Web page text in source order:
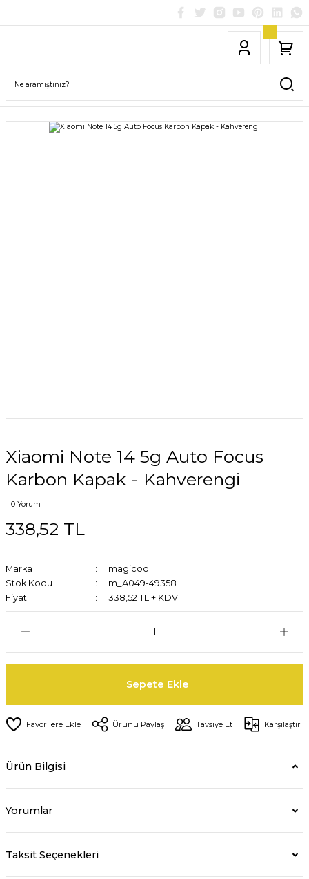
Xiaomi Note 14 5g Auto Focus
Karbon Kapak - Kahverengi
0 Yorum
338,52 TL
Marka
magicool
Stok Kodu
m_A049-49358
Fiyat
338,52 TL + KDV
Sepete Ekle
Ürünü Paylaş Tavsiye Et Karşılaştır
Ürün Bilgisi
Yorumlar
Taksit Seçenekleri